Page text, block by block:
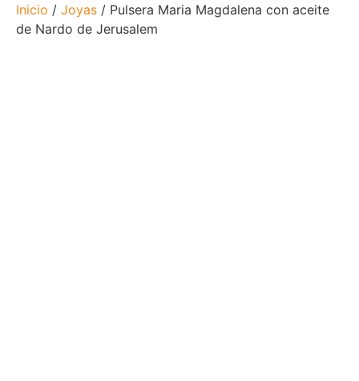
Inicio / Joyas / Pulsera Maria Magdalena con aceite
de Nardo de Jerusalem